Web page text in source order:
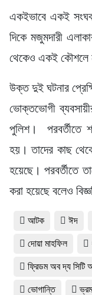
একইভাবে একই
দিকে মজুমদারী
থেকেও একই কৌশলে
উক্ত দুই ঘটনার
ভোক্তভোগী
পুলিশ। পরবর্তীতে
হয়। তাদের কাছ
হয়েছে। পরবর্তীতে
করা হয়েছে বলেও
আটক ঈদ
দোয়া মাহফিল
ফ্রিডম অব দ্য সিটি
ভোগান্তি